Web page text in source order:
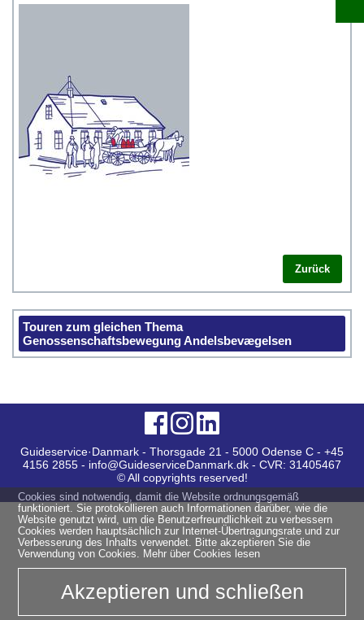
Zurück
Touren zum gleichen Thema
Genossenschaftsbewegung Andelsbevægelsen
Guideservice·Danmark - Thorsgade 21 - 5000 Odense C - +45
4156 2855 - info@GuideserviceDanmark.dk - CVR: 31405467
© All copyrights reserved!
Cookies sind notwendig, damit die Website ordnungsgemäß
funktioniert. Sie protokollieren auch Informationen darüber, wie die
Website genutzt wird, um die Benutzerfreundlichkeit zu verbessern
Cookies werden hauptsächlich zur Internet-Übertragungsrate und zur
Verbesserung des Inhalts verwendet. Bitte akzeptieren Sie die
Verwendung von Cookies. Mehr über Cookies lesen
Akzeptieren und schließen